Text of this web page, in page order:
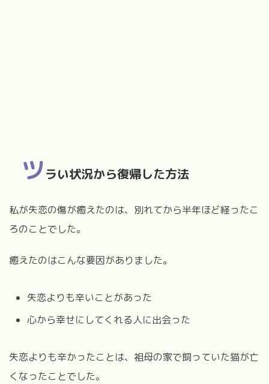
ツラい状況から復帰した方法
私が失恋の傷が癒えたのは、別れてから半年ほど経ったこ
ろのことでした。
癒えたのはこんな要因がありました。
失恋よりも辛いことがあった
心から幸せにしてくれる人に出会った
失恋よりも辛かったことは、祖母の家で飼っていた猫が亡
くなったことでした。